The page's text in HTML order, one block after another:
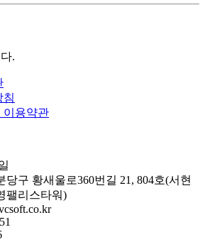
.
침
이용약관
당구 황새울로360번길 21, 804호(서현
팰리스타워)